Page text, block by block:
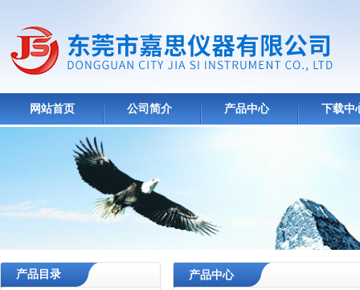
网站首页 公司简介 产品中心 下载中
产品目录 产品中心